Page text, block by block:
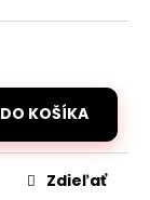
DO KOŠÍKA
Zdieľať